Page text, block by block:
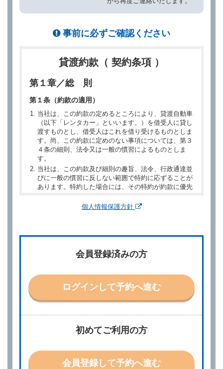
事前に必ずご確認ください
貸渡約款（ 契約条項 ）
第１章／総 則
第１条（約款の適用）
当社は、この約款の定めるところにより、貸渡自動車
（以下「レンタカー」といいます。）を借受人に貸し
渡すものとし、借受人はこれを借り受けるものとしま
す。尚、この約款に定めのない事項については、第３
４条の細則、法令又は一般の慣習によるものとしま
す。
当社は、この約款及び細則の趣旨、法令、行政通達並
びに一般の慣習に反しない範囲で特約に応ずることが
あります。特約した場合には、その特約が約款に優先
別に定める料金表等に同意のうえ、別に定める方法に
他の借受条件（以下「借受条件」といいます。）を明
示して予約の申込みを行うことができます。なお、当
社は、電話連絡並びに電子メールによる予約に応じま
責任を負わないものとします。
当社は、借受人から予約の申込みがあったときは、原
則として、当社の保有するレンタカーの範囲内で予約
特に認める場合を除き、別に定める予約申込金を支払
うものとします。
個人情報保護方針
初めてご利用の方
会員登録して予約へ進む
会員登録済みの方
ログインして予約へ進む